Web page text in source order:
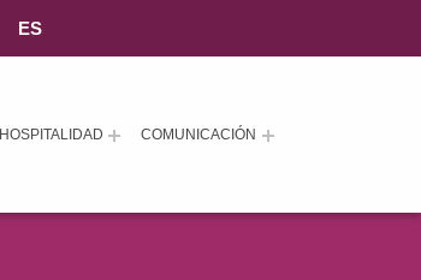
HOSPITALIDAD COMUNICACIÓN
ES